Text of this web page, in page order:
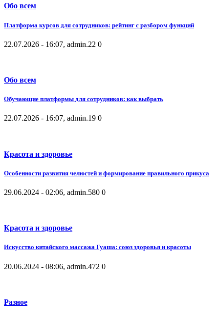
Обо всем
Платформа курсов для сотрудников: рейтинг с разбором функций
22.07.2026 - 16:07, admin.22 0
Обо всем
Обучающие платформы для сотрудников: как выбрать
22.07.2026 - 16:07, admin.19 0
Красота и здоровье
Особенности развития челюстей и формирование правильного прикуса
29.06.2024 - 02:06, admin.580 0
Красота и здоровье
Искусство китайского массажа Гуаша: союз здоровья и красоты
20.06.2024 - 08:06, admin.472 0
Разное